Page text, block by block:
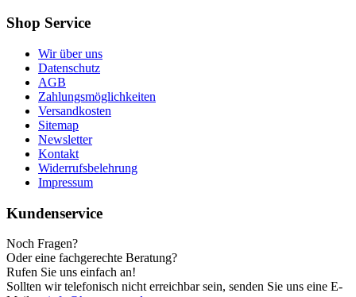
Shop Service
Wir über uns
Datenschutz
AGB
Zahlungsmöglichkeiten
Versandkosten
Sitemap
Newsletter
Kontakt
Widerrufsbelehrung
Impressum
Kundenservice
Noch Fragen?
Oder eine fachgerechte Beratung?
Rufen Sie uns einfach an!
Sollten wir telefonisch nicht erreichbar sein, senden Sie uns eine E-